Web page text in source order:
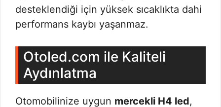
desteklendiği için yüksek sıcaklıkta dahi
performans kaybı yaşanmaz.
Otoled.com ile Kaliteli
Aydınlatma
Otomobilinize uygun mercekli H4 led,